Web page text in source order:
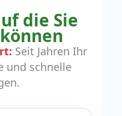
die Sie
Seit Jahren Ihr
und schnelle